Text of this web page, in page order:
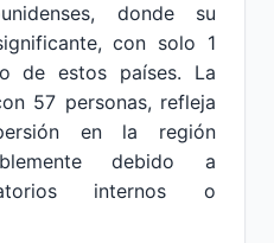
donde su
con solo 1
de estos países. La
57 personas, refleja
en la región
debido a
internos o